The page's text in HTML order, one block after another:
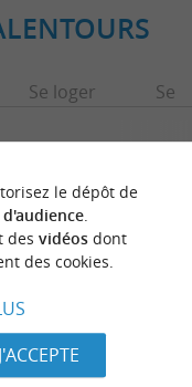
Se loger Se
le dépôt de
.
des vidéosdont
des cookies.
J'ACCEPTE